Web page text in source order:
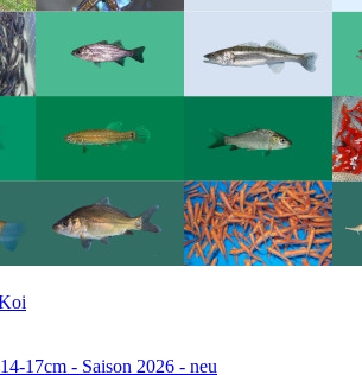
17cm - Saison 2026 - neu